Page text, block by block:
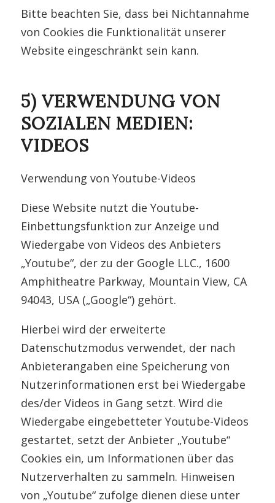
Bitte beachten Sie, dass bei Nichtannahme
von Cookies die Funktionalität unserer
Website eingeschränkt sein kann.
5) VERWENDUNG VON
SOZIALEN MEDIEN:
VIDEOS
Verwendung von Youtube-Videos
Diese Website nutzt die Youtube-
Einbettungsfunktion zur Anzeige und
Wiedergabe von Videos des Anbieters
„Youtube“, der zu der Google LLC., 1600
Amphitheatre Parkway, Mountain View, CA
94043, USA („Google“) gehört.
Hierbei wird der erweiterte
Datenschutzmodus verwendet, der nach
Anbieterangaben eine Speicherung von
Nutzerinformationen erst bei Wiedergabe
des/der Videos in Gang setzt. Wird die
Wiedergabe eingebetteter Youtube-Videos
gestartet, setzt der Anbieter „Youtube“
Cookies ein, um Informationen über das
Nutzerverhalten zu sammeln. Hinweisen
von „Youtube“ zufolge dienen diese unter